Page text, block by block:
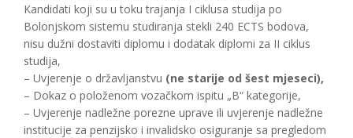
Kandidati koji su u toku trajanja I ciklusa studija po
Bolonjskom sistemu studiranja stekli 240 ECTS bodova,
nisu dužni dostaviti diplomu i dodatak diplomi za II ciklus
studija,
– Uvjerenje o državljanstvu (ne starije od šest mjeseci),
– Dokaz o položenom vozačkom ispitu „B“ kategorije,
– Uvjerenje nadležne porezne uprave ili uvjerenje nadležne
institucije za penzijsko i invalidsko osiguranje sa pregledom